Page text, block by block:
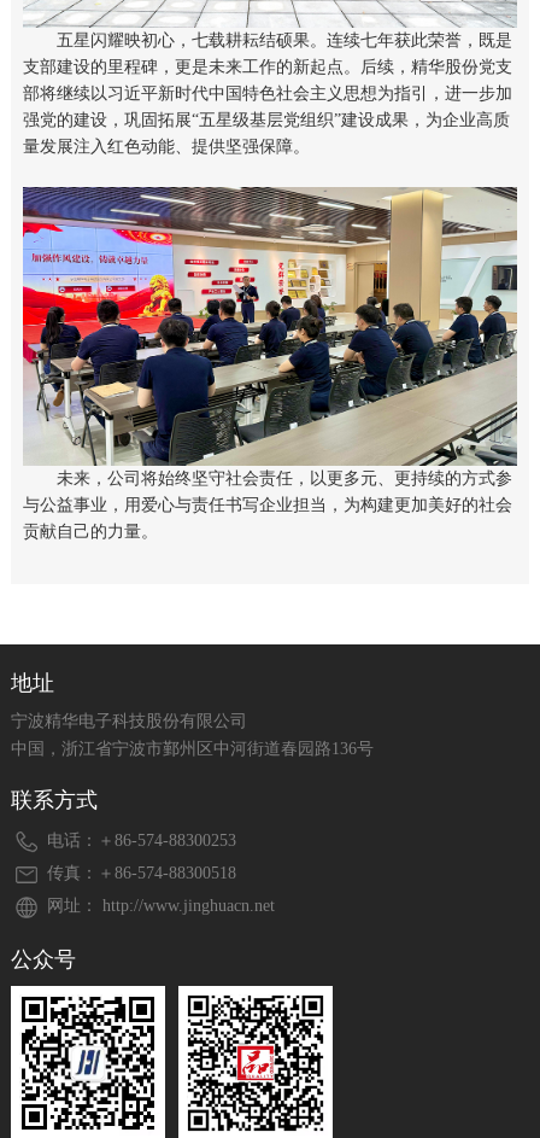
五星闪耀映初心，七载耕耘结硕果。连续七年获此荣誉，既是
支部建设的里程碑，更是未来工作的新起点。后续，精华股份党支
部将继续以习近平新时代中国特色社会主义思想为指引，进一步加
强党的建设，巩固拓展“五星级基层党组织”建设成果，为企业高质
量发展注入红色动能、提供坚强保障。
未来，公司将始终坚守社会责任，以更多元、更持续的方式参
与公益事业，用爱心与责任书写企业担当，为构建更加美好的社会
贡献自己的力量。
地址
宁波精华电子科技股份有限公司
中国，浙江省宁波市鄞州区中河街道春园路136号
联系方式
电话：＋86-574-88300253
传真：＋86-574-88300518
网址： http://www.jinghuacn.net
公众号